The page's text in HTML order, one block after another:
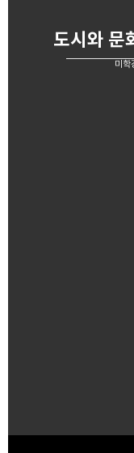
도시와 문
미학